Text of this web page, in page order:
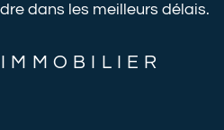
dans les meilleurs délais.